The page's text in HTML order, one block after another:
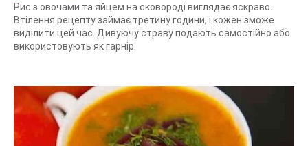
Рис з овочами та яйцем на сковороді виглядає яскраво.
Втілення рецепту займає третину години, і кожен зможе
виділити цей час. Дивуючу страву подають самостійно або
використовують як гарнір.